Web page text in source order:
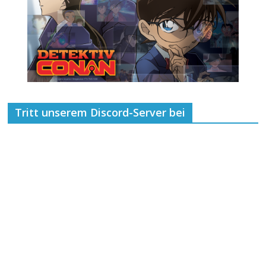
Tritt unserem Discord-Server bei